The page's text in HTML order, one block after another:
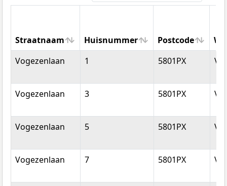
Straatnaam Huisnummer Postcode
Straatnaam
Huisnummer Postcode
Vogezenlaan 1 5801PX
Vogezenlaan 3 5801PX
Vogezenlaan 5 5801PX
Vogezenlaan 7 5801PX